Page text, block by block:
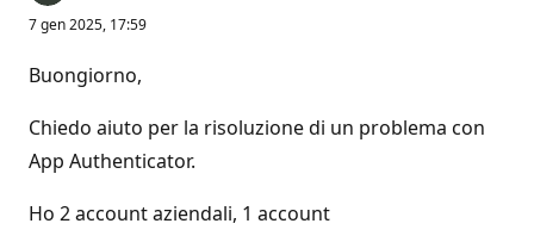
7 gen 2025, 17:59
Buongiorno,
Chiedo aiuto per la risoluzione di un problema con
App Authenticator.
Ho 2 account aziendali, 1 account